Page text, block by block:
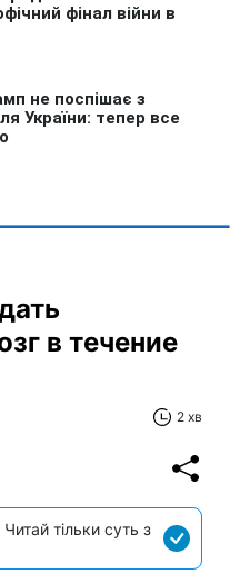
в течение
2 хв
тільки суть з